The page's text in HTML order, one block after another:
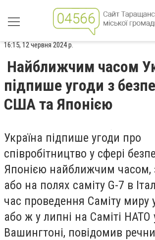
16:15, 12 червня 2024 р.
Найближчим часом
підпише угоди з
США та Японією
Україна підпише угоди про
співробітництво у сфері
Японією найближчим часом,
або на полях саміту G-7 в
час проведення Саміту миру
або ж у липні на Саміті НАТО
Вашингтоні, повідомив